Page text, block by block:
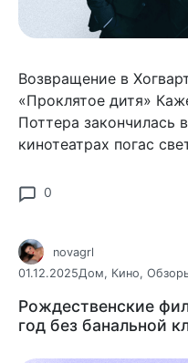
Возвращение в
«Проклятое дитя»
Поттера закончилась
кинотеатрах погас
0
novagrl
01.12.2025Дом, Кино,
Рождественские
год без банальной